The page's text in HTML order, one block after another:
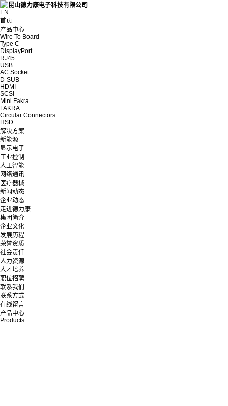
EN
首页
产品中心
Wire To Board
Type C
DisplayPort
RJ45
USB
AC Socket
D-SUB
HDMI
SCSI
Mini Fakra
FAKRA
Circular Connectors
HSD
解决方案
新能源
显示电子
工业控制
人工智能
网络通讯
医疗器械
新闻动态
企业动态
走进德力康
集团简介
企业文化
发展历程
荣誉资质
社会责任
人力资源
人才培养
职位招聘
联系我们
联系方式
在线留言
产品中心
Products